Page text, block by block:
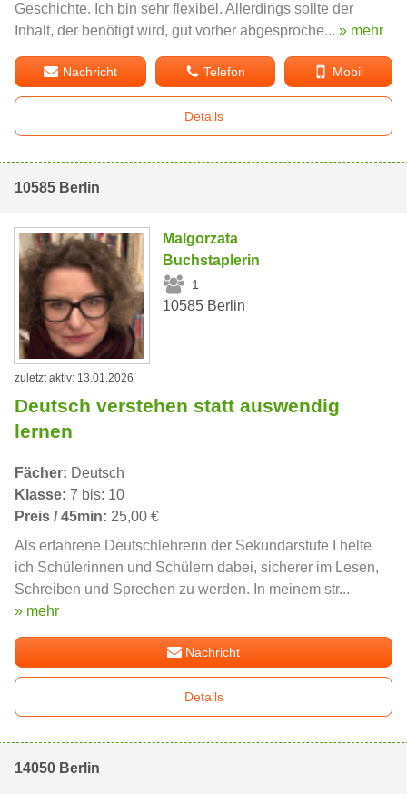
Geschichte. Ich bin sehr flexibel. Allerdings sollte der
Inhalt, der benötigt wird, gut vorher abgesproche... » mehr
Nachricht Telefon Mobil
Details
10585 Berlin
Malgorzata
Buchstaplerin
1
10585 Berlin
zuletzt aktiv: 13.01.2026
Deutsch verstehen statt auswendig
lernen
Fächer: Deutsch
Klasse: 7 bis: 10
Preis / 45min: 25,00 €
Als erfahrene Deutschlehrerin der Sekundarstufe I helfe
ich Schülerinnen und Schülern dabei, sicherer im Lesen,
Schreiben und Sprechen zu werden. In meinem str...
» mehr
Nachricht
Details
14050 Berlin